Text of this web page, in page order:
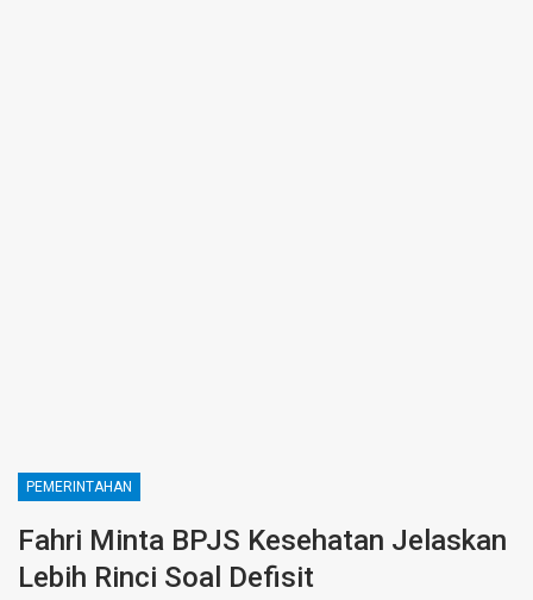
PEMERINTAHAN
Fahri Minta BPJS Kesehatan Jelaskan
Lebih Rinci Soal Defisit